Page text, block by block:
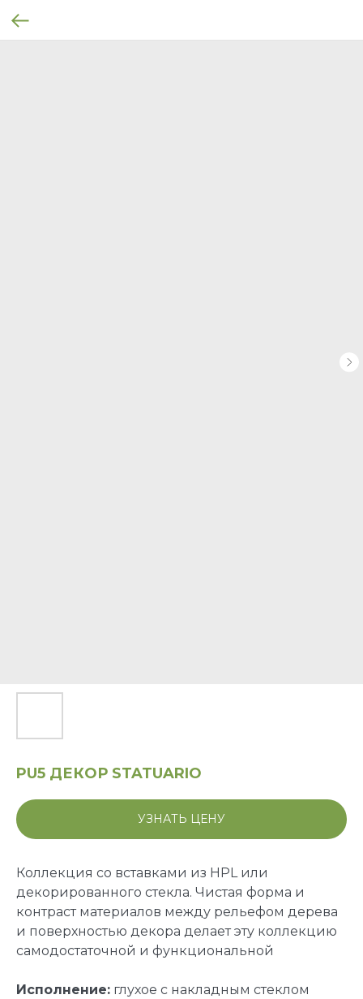
PU5 ДЕКОР STATUARIO
УЗНАТЬ ЦЕНУ
Коллекция со вставками из HPL или
декорированного стекла. Чистая форма и
контраст материалов между рельефом дерева
и поверхностью декора делает эту коллекцию
самодостаточной и функциональной
Исполнение: глухое с накладным стеклом